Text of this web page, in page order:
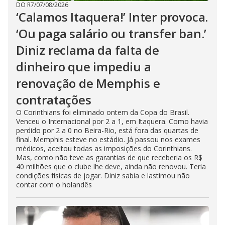
DO R7/07/08/2026
‘Calamos Itaquera!’ Inter provoca.
‘Ou paga salário ou transfer ban.’
Diniz reclama da falta de
dinheiro que impediu a
renovação de Memphis e
contratações
O Corinthians foi eliminado ontem da Copa do Brasil.
Venceu o Internacional por 2 a 1, em Itaquera. Como havia
perdido por 2 a 0 no Beira-Rio, está fora das quartas de
final. Memphis esteve no estádio. Já passou nos exames
médicos, aceitou todas as imposições do Corinthians.
Mas, como não teve as garantias de que receberia os R$
40 milhões que o clube lhe deve, ainda não renovou. Teria
condições físicas de jogar. Diniz sabia e lastimou não
contar com o holandês